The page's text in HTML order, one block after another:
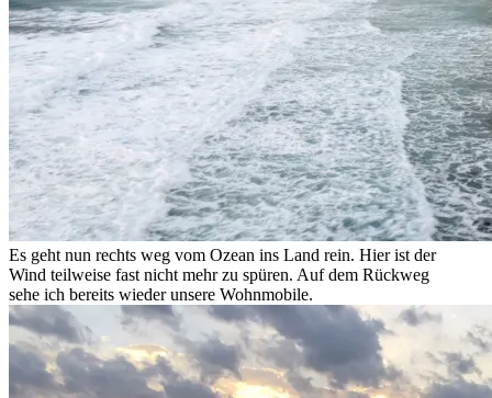
Es geht nun rechts weg vom Ozean ins Land rein. Hier ist der
Wind teilweise fast nicht mehr zu spüren. Auf dem Rückweg
sehe ich bereits wieder unsere Wohnmobile.